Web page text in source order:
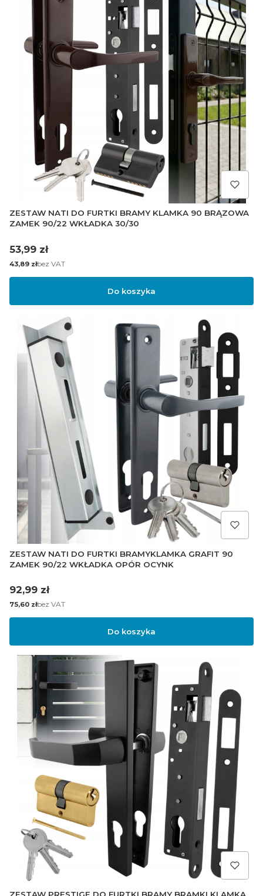
ZESTAW NATI DO FURTKI BRAMY KLAMKA 90 BRĄZOWA
ZAMEK 90/22 WKŁADKA 30/30
Cena
53,99 zł
Cena
43,89 złbez VAT
Do koszyka
ZESTAW NATI DO FURTKI BRAMYKLAMKA GRAFIT 90
ZAMEK 90/22 WKŁADKA OPÓR OCYNK
Cena
92,99 zł
Cena
75,60 złbez VAT
Do koszyka